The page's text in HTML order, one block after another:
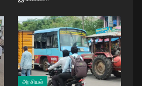
அரசியல்